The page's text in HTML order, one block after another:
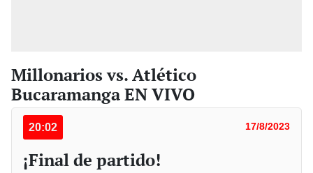
Millonarios vs. Atlético
Bucaramanga EN VIVO
20:02 17/8/2023
¡Final de partido!